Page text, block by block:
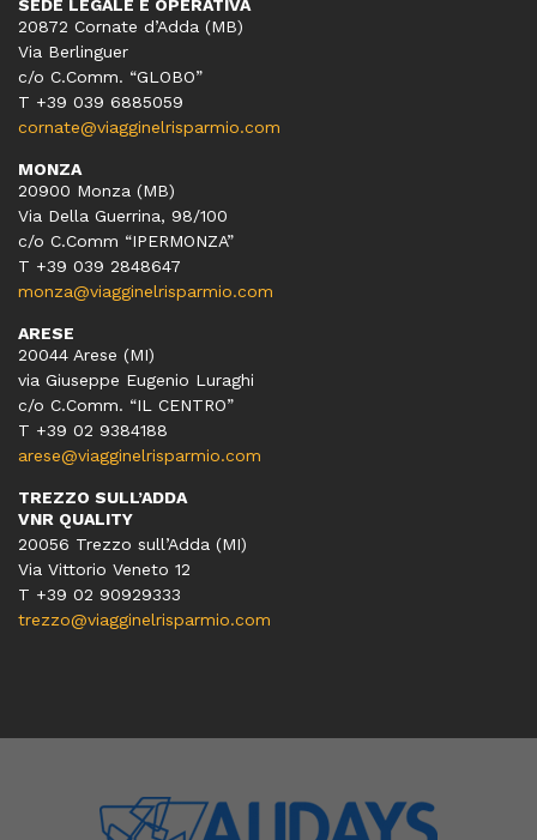
SEDE LEGALE E OPERATIVA
20872 Cornate d’Adda (MB)
Via Berlinguer
c/o C.Comm. “GLOBO”
T +39 039 6885059
cornate@viagginelrisparmio.com
MONZA
20900 Monza (MB)
Via Della Guerrina, 98/100
c/o C.Comm “IPERMONZA”
T +39 039 2848647
monza@viagginelrisparmio.com
ARESE
20044 Arese (MI)
via Giuseppe Eugenio Luraghi
c/o C.Comm. “IL CENTRO”
T +39 02 9384188
arese@viagginelrisparmio.com
TREZZO SULL’ADDA
VNR QUALITY
20056 Trezzo sull’Adda (MI)
Via Vittorio Veneto 12
T +39 02 90929333
trezzo@viagginelrisparmio.com